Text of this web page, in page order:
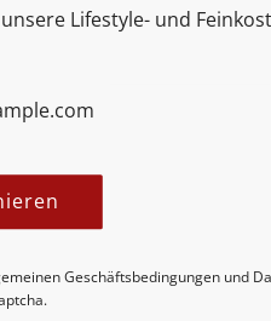
in unseren
Lifestyle- und
Geschäftsbedingungen und